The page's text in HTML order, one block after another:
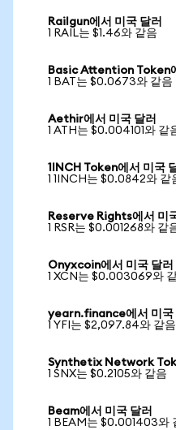
Railgun에서 미국 달러
1 RAIL는 $1.46와 같음
Basic Attention Token
1 BAT는 $0.0673와 같음
Aethir에서 미국 달러
1 ATH는 $0.004101와 같
1INCH Token에서 미국
1 1INCH는 $0.0842와 같
Reserve Rights에서 미
1 RSR는 $0.001268와 같
Onyxcoin에서 미국 달러
1 XCN는 $0.003069와
yearn.finance에서 미국
1 YFI는 $2,097.84와 같음
Synthetix Network
1 SNX는 $0.2105와 같음
Beam에서 미국 달러
1 BEAM는 $0.001403와